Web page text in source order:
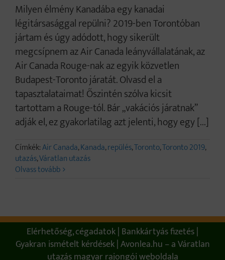
Milyen élmény Kanadába egy kanadai
légitársasággal repülni? 2019-ben Torontóban
jártam és úgy adódott, hogy sikerült
megcsípnem az Air Canada leányvállalatának, az
Air Canada Rouge-nak az egyik közvetlen
Budapest-Toronto járatát. Olvasd el a
tapasztalataimat! Őszintén szólva kicsit
tartottam a Rouge-tól. Bár „vakációs járatnak”
adják el, ez gyakorlatilag azt jelenti, hogy egy [...]
Címkék:Air Canada,Kanada,repülés,Toronto,Toronto 2019,
utazás,Váratlan utazás
Olvass tovább
Elérhetőség, cégadatok Bankkártyás fizetés
Gyakran ismételt kérdések Avonlea.hu – a Váratlan
utazás magyar rajongói weboldala